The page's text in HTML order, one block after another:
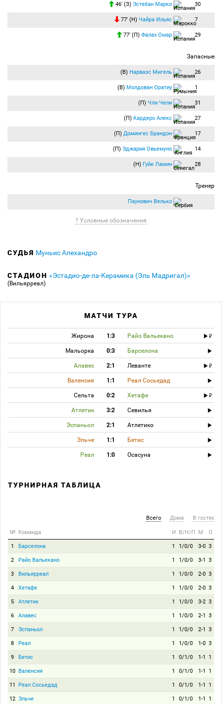
46′ (З) Эстебан Марко 30
77′ (Н) Чайра Ильяс 7
77′ (П) Фалах Омар 29
Запасные
(В) Нарваэс Мигель 26
(В) Молдован Оратиу 1
(П) Чли Чели 31
(П) Кардеро Алекс 27
(П) Домингес Брандон 17
(П) Эджария Овьемуно 14
(Н) Гуйе Ламин 28
Тренер
Паунович Велько
? Условные обозначения
СУДЬЯ Муньис Алехандро
СТАДИОН «Эстадио-де-ла-Керамика (Эль Мадригал)»
(Вильярреал)
МАТЧИ ТУРА
Жирона 1:3 Райо Вальекано
Мальорка 0:3 Барселона
Алавес 2:1 Леванте
Валенсия 1:1 Реал Сосьедад
Сельта 0:2 Хетафе
Атлетик 3:2 Севилья
Эспаньол 2:1 Атлетико
Эльче 1:1 Бетис
Реал 1:0 Осасуна
ТУРНИРНАЯ ТАБЛИЦА
Всего Дома В гостях
№ Команда И В/Н/П М О
1 Барселона 1 1/0/0 3-0 3
2 Райо Вальекано 1 1/0/0 3-1 3
3 Вильярреал 1 1/0/0 2-0 3
4 Хетафе 1 1/0/0 2-0 3
5 Атлетик 1 1/0/0 3-2 3
6 Алавес 1 1/0/0 2-1 3
7 Эспаньол 1 1/0/0 2-1 3
8 Реал 1 1/0/0 1-0 3
9 Бетис 1 0/1/0 1-1 1
10 Валенсия 1 0/1/0 1-1 1
11 Реал Сосьедад 1 0/1/0 1-1 1
12 Эльче 1 0/1/0 1-1 1